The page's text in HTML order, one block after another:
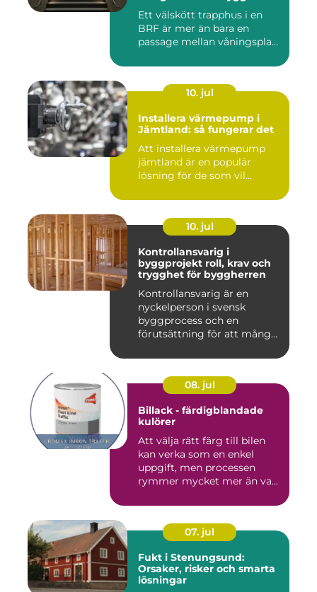
Ett välskött trapphus i en
BRF är mer än bara en
passage mellan våningspla...
10. jul
Installera värmepump i
Jämtland: så fungerar det
Att installera värmepump
jämtland är en populär
lösning för de som vil...
10. jul
Kontrollansvarig i
byggprojekt roll, krav och
trygghet för byggherren
Kontrollansvarig är en
nyckelperson i svensk
byggprocess och en
förutsättning för att många
08. jul
Billack - färdigblandade
kulörer
Att välja rätt färg till bilen
kan verka som en enkel
uppgift, men processen
rymmer mycket mer än va...
07. jul
Fukt i Stenungsund:
Orsaker, risker och smarta
lösningar